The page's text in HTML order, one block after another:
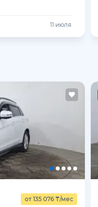
11 июля
от 135 076 ₸/мес